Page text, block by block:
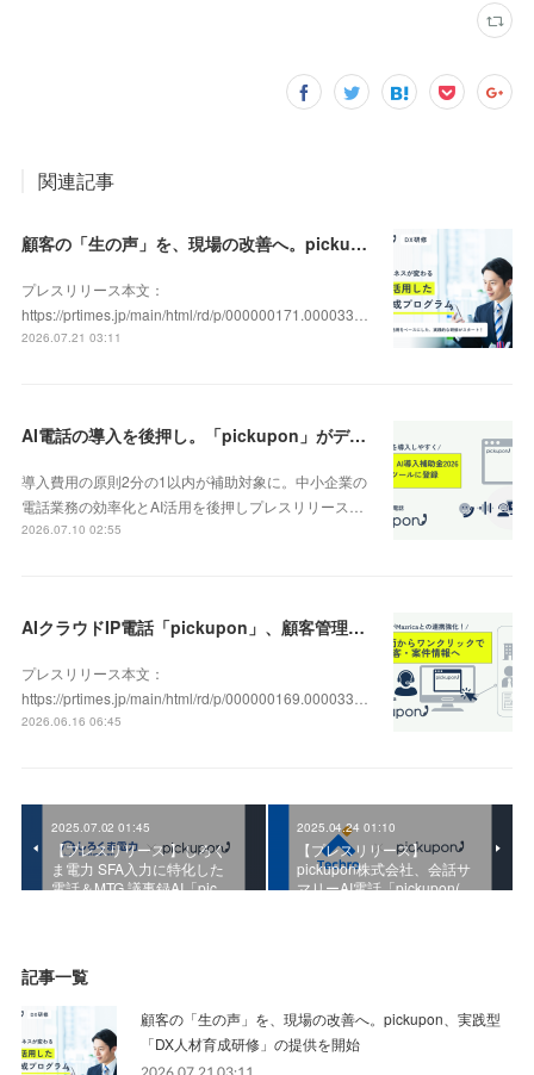
関連記事
顧客の「生の声」を、現場の改善へ。pickupon、実践型「DX人材育成研修」の提供を開始
プレスリリース本文：
https://prtimes.jp/main/html/rd/p/000000171.000033…
2026.07.21 03:11
AI電話の導入を後押し。「pickupon」がデジタル化・AI導入補助金2026（旧IT導入補助金）の対象ツールとして登録
導入費用の原則2分の1以内が補助対象に。中小企業の
電話業務の効率化とAI活用を後押しプレスリリース…
2026.07.10 02:55
AIクラウドIP電話「pickupon」、顧客管理システム「Mazrica」上の顧客や案件の詳細情報へワンクリックで遷移できる新機能を追加
プレスリリース本文：
https://prtimes.jp/main/html/rd/p/000000169.000033…
2026.06.16 06:45
2025.07.02 01:45
【プレスリリース 】しろく
ま電力 SFA入力に特化した
電話＆MTG 議事録AI「pic…
2025.04.24 01:10
【プレスリリース】
pickupon株式会社、会話サ
マリーAI電話「pickupon(…
記事一覧
顧客の「生の声」を、現場の改善へ。pickupon、実践型
「DX人材育成研修」の提供を開始